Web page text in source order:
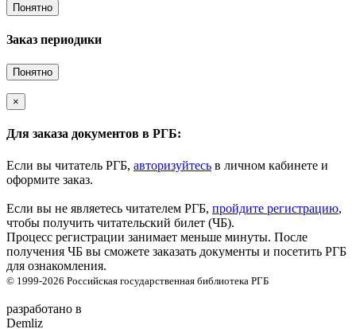
Понятно
Заказ периодики
Понятно
×
Для заказа документов в РГБ:
Если вы читатель РГБ, авторизуйтесь в личном кабинете и
оформите заказ.
Если вы не являетесь читателем РГБ, пройдите регистрацию,
чтобы получить читательский билет (ЧБ).
Процесс регистрации занимает меньше минуты. После
получения ЧБ вы сможете заказать документы и посетить РГБ
для ознакомления.
© 1999-2026 Российская государственная библиотека РГБ
разработано в
Demliz